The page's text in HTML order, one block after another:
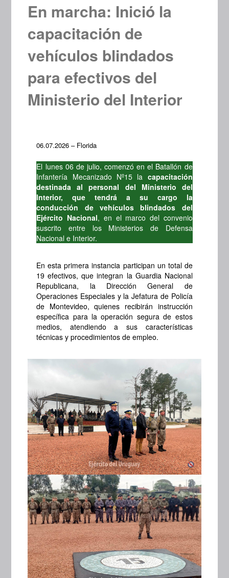
En marcha: Inició la
capacitación de
vehículos blindados
para efectivos del
Ministerio del Interior
06.07.2026 – Florida
El lunes 06 de julio, comenzó en el Batallón de
Infantería Mecanizado Nº15 la capacitación
destinada al personal del Ministerio del
Interior, que tendrá a su cargo la
conducción de vehículos blindados del
Ejército Nacional, en el marco del convenio
suscrito entre los Ministerios de Defensa
Nacional e Interior.
En esta primera instancia participan un total de
19 efectivos, que integran la Guardia Nacional
Republicana, la Dirección General de
Operaciones Especiales y la Jefatura de Policía
de Montevideo, quienes recibirán instrucción
específica para la operación segura de estos
medios, atendiendo a sus características
técnicas y procedimientos de empleo.